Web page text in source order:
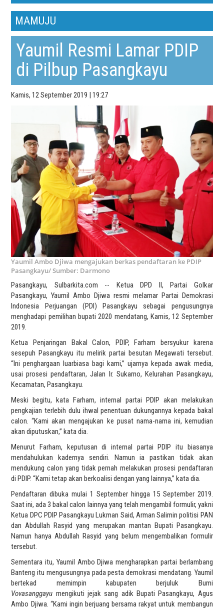
MAMUJU
Yaumil Resmi Lamar PDIP
di Pilbup Pasangkayu
Kamis, 12 September 2019 | 19:27
Yaumil Ambo Djiwa mengajukan berkas pendaftaran ke PDIP
Pasangkayu/ Sumber: Darmono
Pasangkayu, Sulbarkita.com -- Ketua DPD II, Partai Golkar
Pasangkayu, Yaumil Ambo Djiwa resmi melamar Partai Demokrasi
Indonesia Perjuangan (PDI) Pasangkayu sebagai pengusungnya
menghadapi pemilihan bupati 2020 mendatang, Kamis, 12 September
2019.
Ketua Penjaringan Bakal Calon, PDIP, Farham bersyukur karena
sesepuh Pasangkayu itu melirik partai besutan Megawati tersebut.
“Ini penghargaan luarbiasa bagi kami,” ujarnya kepada awak media,
usai prosesi pendaftaran, Jalan Ir. Sukarno, Kelurahan Pasangkayu,
Kecamatan, Pasangkayu.
Meski begitu, kata Farham, internal partai PDIP akan melakukan
pengkajian terlebih dulu ihwal penentuan dukungannya kepada bakal
calon. “Kami akan mengajukan ke pusat nama-nama ini, kemudian
akan diputuskan,” kata dia.
Menurut Farham, keputusan di internal partai PDIP itu biasanya
mendahulukan kadernya sendiri. Namun ia pastikan tidak akan
mendukung calon yang tidak pernah melakukan prosesi pendaftaran
di PDIP. “Kami tetap akan berkoalisi dengan yang lainnya,” kata dia.
Pendaftaran dibuka mulai 1 September hingga 15 September 2019.
Saat ini, ada 3 bakal calon lainnya yang telah mengambil formulir, yakni
Ketua DPC PDIP Pasangkayu Lukman Said, Arman Salimin politisi PAN
dan Abdullah Rasyid yang merupakan mantan Bupati Pasangkayu.
Namun hanya Abdullah Rasyid yang belum mengembalikan formulir
tersebut.
Sementara itu, Yaumil Ambo Djiwa mengharapkan partai berlambang
Banteng itu mengusungnya pada pesta demokrasi mendatang. Yaumil
bertekad memimpin kabupaten berjuluk Bumi
Vovasanggayu mengikuti jejak sang adik Bupati Pasangkayu, Agus
Ambo Djiwa. “Kami ingin berjuang bersama rakyat untuk membangun